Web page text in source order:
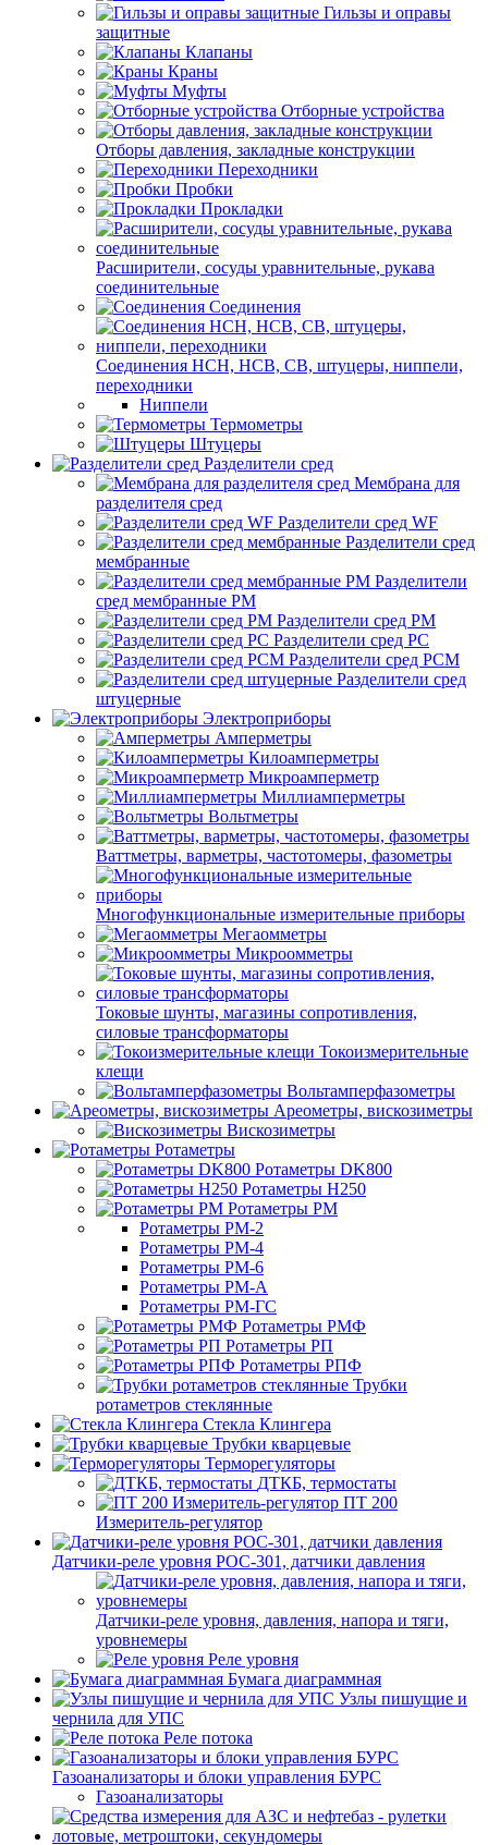
Гильзы и оправы
защитные
Клапаны
Краны
Муфты
Отборные устройства
Отборы давления, закладные конструкции
Переходники
Пробки
Прокладки
Расширители, сосуды уравнительные, рукава
соединительные
Соединения
Соединения НСН, НСВ, СВ, штуцеры, ниппели,
переходники
Ниппели
Термометры
Штуцеры
Разделители сред
Мембрана для
разделителя сред
Разделители сред WF
Разделители сред
мембранные
Разделители
сред мембранные РМ
Разделители сред РМ
Разделители сред РС
Разделители сред РСМ
Разделители сред
штуцерные
Электроприборы
Амперметры
Килоамперметры
Микроамперметр
Миллиамперметры
Вольтметры
Ваттметры, варметры, частотомеры, фазометры
Многофункциональные измерительные приборы
Мегаомметры
Микроомметры
Токовые шунты, магазины сопротивления,
силовые трансформаторы
Токоизмерительные
клещи
Вольтамперфазометры
Ареометры, вискозиметры
Вискозиметры
Ротаметры
Ротаметры DK800
Ротаметры H250
Ротаметры РМ
Ротаметры РМ-2
Ротаметры РМ-4
Ротаметры РМ-6
Ротаметры РМ-А
Ротаметры РМ-ГС
Ротаметры РМФ
Ротаметры РП
Ротаметры РПФ
Трубки
ротаметров стеклянные
Стекла Клингера
Трубки кварцевые
Терморегуляторы
ДТКБ, термостаты
ПТ 200
Измеритель-регулятор
Датчики-реле уровня РОС-301, датчики давления
Датчики-реле уровня, давления, напора и тяги,
уровнемеры
Реле уровня
Бумага диаграммная
Узлы пишущие и
чернила для УПС
Реле потока
Газоанализаторы и блоки управления БУРС
Газоанализаторы